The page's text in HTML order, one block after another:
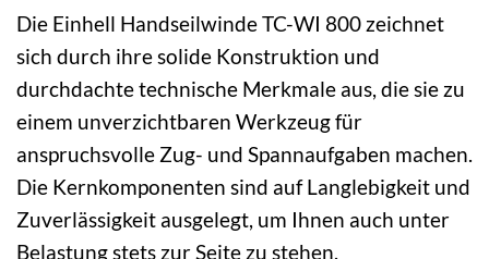
Die Einhell Handseilwinde TC-WI 800 zeichnet
sich durch ihre solide Konstruktion und
durchdachte technische Merkmale aus, die sie zu
einem unverzichtbaren Werkzeug für
anspruchsvolle Zug- und Spannaufgaben machen.
Die Kernkomponenten sind auf Langlebigkeit und
Zuverlässigkeit ausgelegt, um Ihnen auch unter
Belastung stets zur Seite zu stehen.